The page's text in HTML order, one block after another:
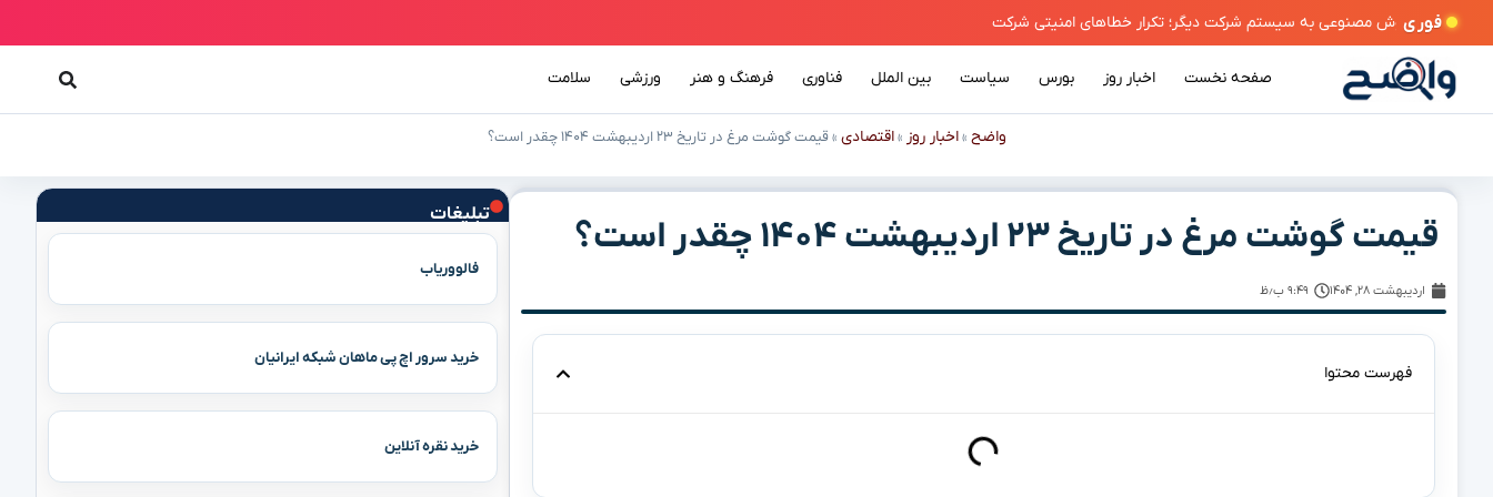
فوری
صفحه نخست اخبار روز بورس سیاست بین الملل فناوری فرهنگ و هنر ورزشی سلامت
واضح »اخبار روز »اقتصادی »قیمت گوشت مرغ در تاریخ ۲۳ اردیبهشت ۱۴۰۴ چقدر است؟
تبلیغات
فالووریاب
خرید سرور اچ پی ماهان شبکه ایرانیان
خرید نقره آنلاین
قیمت گوشت مرغ در تاریخ ۲۳ اردیبهشت ۱۴۰۴ چقدر است؟
اردیبهشت ۲۸, ۱۴۰۴ ۹:۴۹ ب٫ظ
فهرست محتوا